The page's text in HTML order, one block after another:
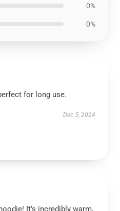
0%
0%
for long use.
Dec 5, 2024
It’s incredibly warm,